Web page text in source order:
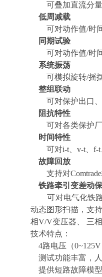
可叠加直流分量
低周减载
可对动作值/时间
同期试验
可对动作值/时间
系统振荡
可模拟旋转/摇摆
整组联动
可对保护出口、
阻抗特性
可对各类保护厂
时间特性
可对i-t、v-t、f-t
故障回放
支持对Comtrade
铁路牵引变差动
可对电气化铁路
动态图形扫描，支
相V/V变压器、 三
技术特点：
4路电压（0~125V
测试功能丰富，
提供短路故障模